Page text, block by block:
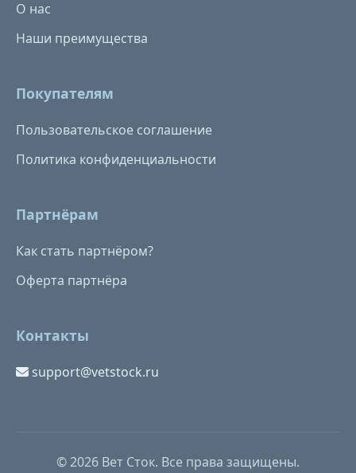
О нас
Наши преимущества
Покупателям
Пользовательское соглашение
Политика конфиденциальности
Партнёрам
Как стать партнёром?
Оферта партнёра
Контакты
support@vetstock.ru
© 2026 Вет Сток. Все права защищены.